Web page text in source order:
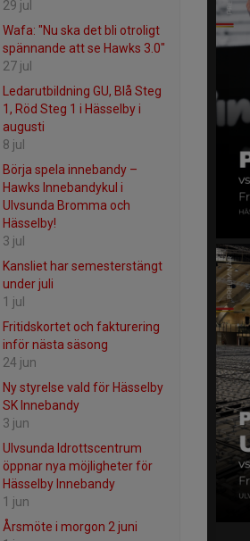
29 jul
Wafa: "Nu ska det bli otroligt
spännande att se Hawks 3.0"
27 jul
Ledarutbildning GU, Blå Steg
1, Röd Steg 1 i Hässelby i
augusti
8 jul
Börja spela innebandy –
Hawks Innebandykul i
Ulvsunda Bromma och
Hässelby!
3 jul
Kansliet har semesterstängt
under juli
1 jul
Fritidskortet och fakturering
inför nästa säsong
24 jun
Ny styrelse vald för Hässelby
SK Innebandy
3 jun
Ulvsunda Idrottscentrum
öppnar nya möjligheter för
Hässelby Innebandy
1 jun
Årsmöte i morgon 2 juni